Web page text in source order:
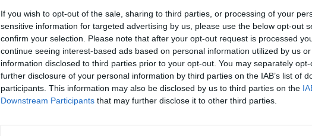
If you wish to opt-out of the sale, sharing to third parties, or processing of your
sensitive information for targeted advertising by us, please use the below opt-out
confirm your selection. Please note that after your opt-out request is processed
continue seeing interest-based ads based on personal information utilized by us
information disclosed to third parties prior to your opt-out. You may separately
further disclosure of your personal information by third parties on the IAB’s list of
participants. This information may also be disclosed by us to third parties on the
Downstream Participants that may further disclose it to other third parties.